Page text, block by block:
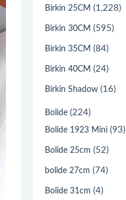
Birkin 25CM (1,228)
Birkin 30CM (595)
Birkin 35CM (84)
Birkin 40CM (24)
Birkin Shadow (16)
Bolide (224)
Bolide 1923 Mini (93)
Bolide 25cm (52)
bolide 27cm (74)
Bolide 31cm (4)